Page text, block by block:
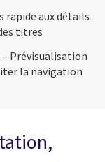
rapide aux détails
titres
– Prévisualisation
la navigation